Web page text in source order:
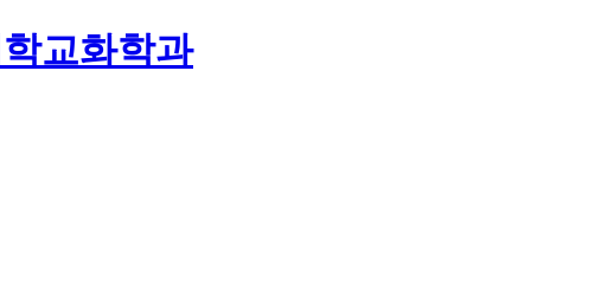
화학과